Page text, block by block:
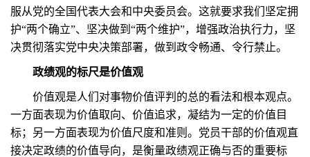
服从党的全国代表大会和中央委员会。这就要求我们坚定拥
护“两个确立”、坚决做到“两个维护”，增强政治执行力，坚
决贯彻落实党中央决策部署，做到政令畅通、令行禁止。
政绩观的标尺是价值观
价值观是人们对事物价值评判的总的看法和根本观点。
一方面表现为价值取向、价值追求，凝结为一定的价值目
标；另一方面表现为价值尺度和准则。党员干部的价值观直
接决定政绩的价值导向，是衡量政绩观正确与否的重要标